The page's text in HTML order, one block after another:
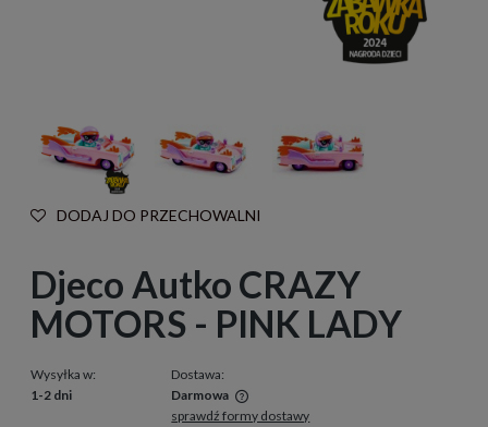
DODAJ DO PRZECHOWALNI
Djeco Autko CRAZY
MOTORS - PINK LADY
Wysyłka w:
1-2 dni
Dostawa:
Darmowa
Cena nie zawiera ewentualnych kosztów płatności
sprawdź formy dostawy